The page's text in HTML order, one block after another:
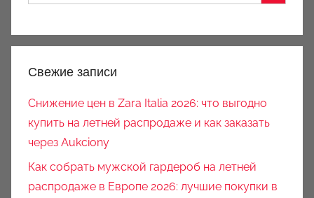
Свежие записи
Снижение цен в Zara Italia 2026: что выгодно
купить на летней распродаже и как заказать
через Aukciony
Как собрать мужской гардероб на летней
распродаже в Европе 2026: лучшие покупки в